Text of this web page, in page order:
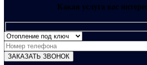
Какая услуга вас